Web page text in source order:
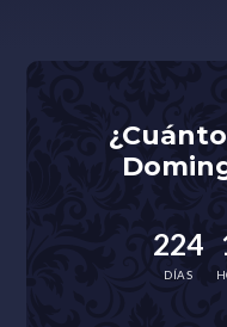
224
DÍAS